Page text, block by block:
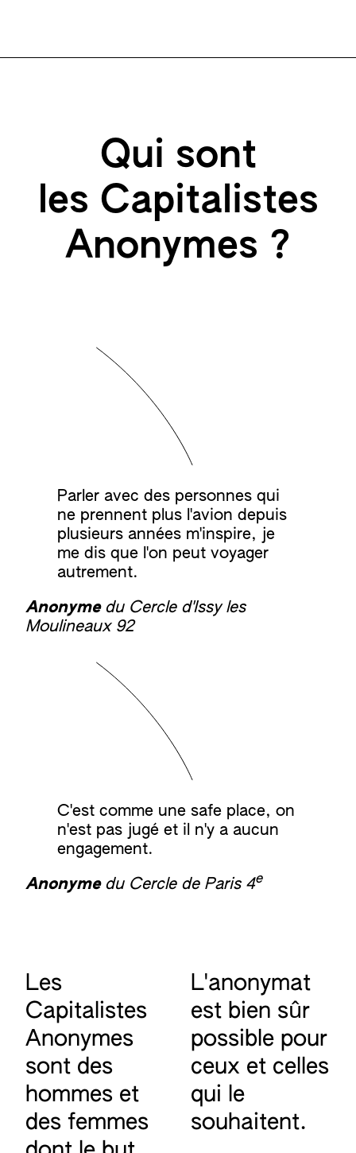
Qui sont
les Capitalistes
Anonymes ?
Parler avec des personnes qui
ne prennent plus l'avion depuis
plusieurs années m'inspire, je
me dis que l'on peut voyager
autrement.
Anonymedu Cercle d'Issy les
Moulineaux 92
C'est comme une safe place, on
n'est pas jugé et il n'y a aucun
engagement.
Anonymedu Cercle de Paris 4e
Les
Capitalistes
Anonymes
sont des
hommes et
des femmes
L'anonymat
est bien sûr
possible pour
ceux et celles
qui le
souhaitent.